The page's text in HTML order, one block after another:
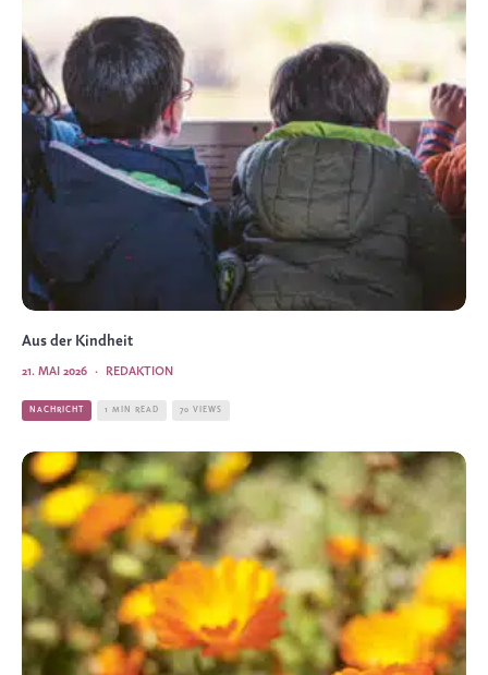
Aus der Kindheit
REDAKTION
·
21. MAI 2026
NACHRICHT 1 MIN READ 70 VIEWS